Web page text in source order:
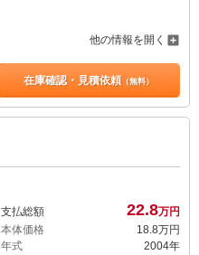
他の情報を開く
在庫確認・見積依頼（無料）
支払総額 22.8万円
本体価格
18.8万円
年式
2004年